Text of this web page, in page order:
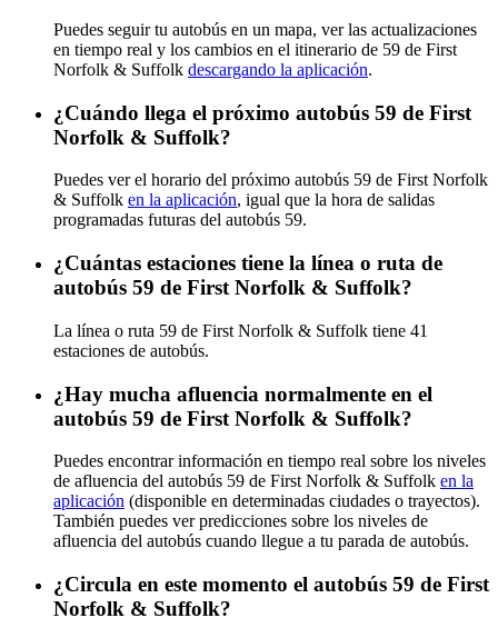
Puedes seguir tu autobús en un mapa, ver las actualizaciones
en tiempo real y los cambios en el itinerario de 59 de First
Norfolk & Suffolk descargando la aplicación.
¿Cuándo llega el próximo autobús 59 de First
Norfolk & Suffolk?
Puedes ver el horario del próximo autobús 59 de First Norfolk
& Suffolk en la aplicación, igual que la hora de salidas
programadas futuras del autobús 59.
¿Cuántas estaciones tiene la línea o ruta de
autobús 59 de First Norfolk & Suffolk?
La línea o ruta 59 de First Norfolk & Suffolk tiene 41
estaciones de autobús.
¿Hay mucha afluencia normalmente en el
autobús 59 de First Norfolk & Suffolk?
Puedes encontrar información en tiempo real sobre los niveles
de afluencia del autobús 59 de First Norfolk & Suffolk en la
aplicación (disponible en determinadas ciudades o trayectos).
También puedes ver predicciones sobre los niveles de
afluencia del autobús cuando llegue a tu parada de autobús.
¿Circula en este momento el autobús 59 de First
Norfolk & Suffolk?